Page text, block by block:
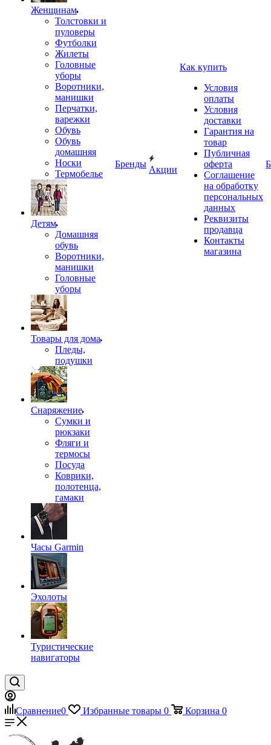
Женщинам
Толстовки и
пуловеры
Футболки
Жилеты
Головные
уборы
Воротники,
манишки
Перчатки,
варежки
Обувь
Обувь
домашняя
Носки
Термобелье
Детям
Домашняя
обувь
Воротники,
манишки
Головные
уборы
Товары для дома
Пледы,
подушки
Снаряжение
Сумки и
рюкзаки
Фляги и
термосы
Посуда
Коврики,
полотенца,
гамаки
Часы Garmin
Эхолоты
Туристические
навигаторы
Бренды
Акции
Как купить
Условия
оплаты
Условия
доставки
Гарантия на
товар
Публичная
оферта
Соглашение
на обработку
персональных
данных
Реквизиты
продавца
Контакты
магазина
Сравнение0 Избранные товары 0 Корзина 0